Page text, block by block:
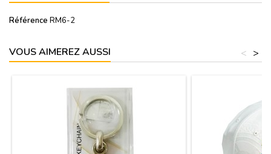
Référence RM6-2
VOUS AIMEREZ AUSSI >
<